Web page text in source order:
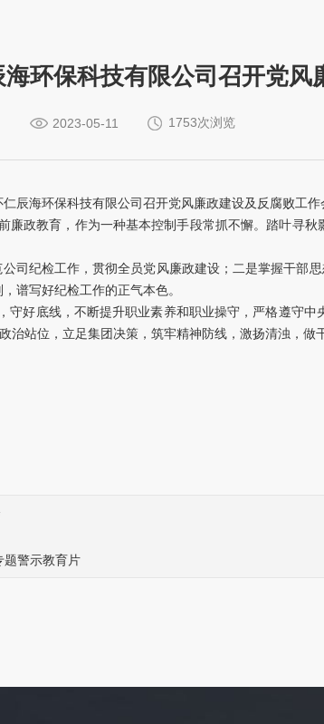
环保科技有限公司召开党风
2023-05-11 1753次浏览
辰海环保科技有限公司召开党风廉政建设及反腐败工
政教育，作为一种基本控制手段常抓不懈。踏叶寻
司纪检工作，贯彻全员党风廉政建设；二是掌握干部
谱写好纪检工作的正气本色。
好底线，不断提升职业素养和职业操守，严格遵守中
站位，立足集团决策，筑牢精神防线，激扬清浊，做
警示教育片